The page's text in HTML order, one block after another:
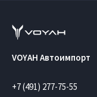
VOYAH Автоимпорт
+7 (491) 277-75-55